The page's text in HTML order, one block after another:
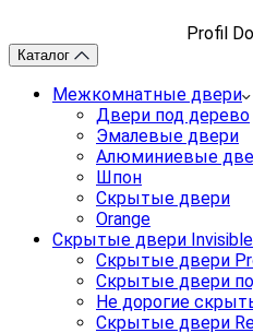
Profil
Каталог
Межкомнатные двери
Двери под дерево
Эмалевые двери
Алюминиевые
Шпон
Скрытые двери
Orange
Скрытые двери Invisible
Скрытые двери
Скрытые двери
Не дорогие
Скрытые двери